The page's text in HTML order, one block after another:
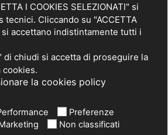
I COOKIES SELEZIONATI" si
tecnici. Cliccando su "ACCETTA
si accettano indistintamente tutti i
di chiudi si accetta di proseguire la
cookies.
la cookies policy
Preferenze
Non classificati